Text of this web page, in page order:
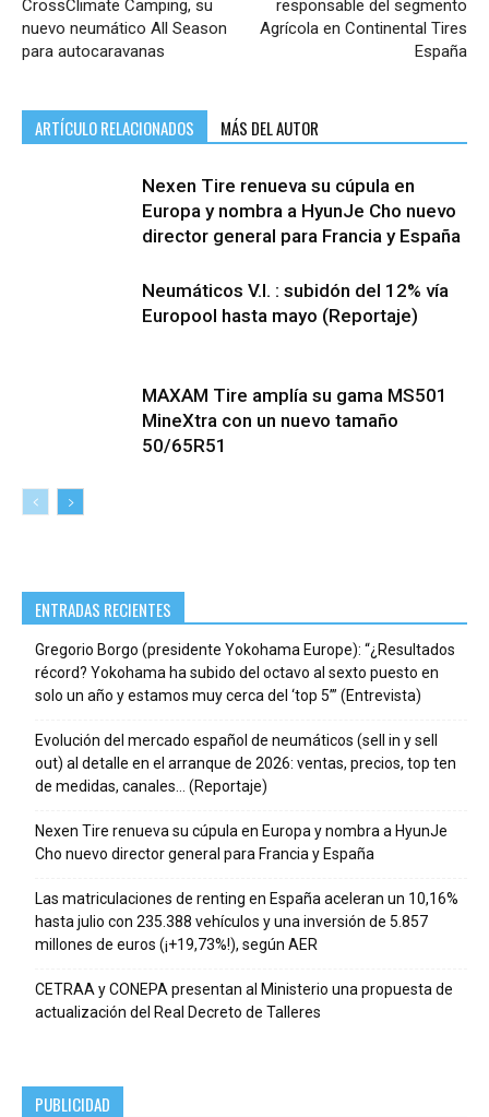
CrossClimate Camping, su
nuevo neumático All Season
para autocaravanas
responsable del segmento
Agrícola en Continental Tires
España
ARTÍCULO RELACIONADOS MÁS DEL AUTOR
Nexen Tire renueva su cúpula en
Europa y nombra a HyunJe Cho nuevo
director general para Francia y España
Neumáticos V.I. : subidón del 12% vía
Europool hasta mayo (Reportaje)
MAXAM Tire amplía su gama MS501
MineXtra con un nuevo tamaño
50/65R51
ENTRADAS RECIENTES
Gregorio Borgo (presidente Yokohama Europe): “¿Resultados
récord? Yokohama ha subido del octavo al sexto puesto en
solo un año y estamos muy cerca del ‘top 5’” (Entrevista)
Evolución del mercado español de neumáticos (sell in y sell
out) al detalle en el arranque de 2026: ventas, precios, top ten
de medidas, canales… (Reportaje)
Nexen Tire renueva su cúpula en Europa y nombra a HyunJe
Cho nuevo director general para Francia y España
Las matriculaciones de renting en España aceleran un 10,16%
hasta julio con 235.388 vehículos y una inversión de 5.857
millones de euros (¡+19,73%!), según AER
CETRAA y CONEPA presentan al Ministerio una propuesta de
actualización del Real Decreto de Talleres
PUBLICIDAD